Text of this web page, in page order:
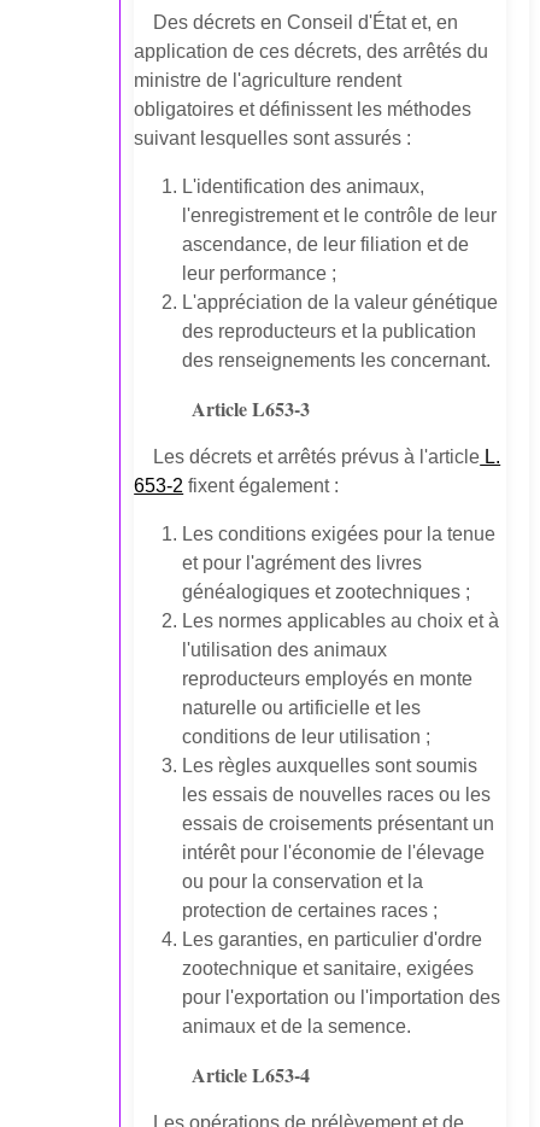
Des décrets en Conseil d'État et, en
application de ces décrets, des arrêtés du
ministre de l'agriculture rendent
obligatoires et définissent les méthodes
suivant lesquelles sont assurés :
L'identification des animaux,
l'enregistrement et le contrôle de leur
ascendance, de leur filiation et de
leur performance ;
L'appréciation de la valeur génétique
des reproducteurs et la publication
des renseignements les concernant.
Article L653-3
Les décrets et arrêtés prévus à l'article L.
653-2 fixent également :
Les conditions exigées pour la tenue
et pour l'agrément des livres
généalogiques et zootechniques ;
Les normes applicables au choix et à
l'utilisation des animaux
reproducteurs employés en monte
naturelle ou artificielle et les
conditions de leur utilisation ;
Les règles auxquelles sont soumis
les essais de nouvelles races ou les
essais de croisements présentant un
intérêt pour l'économie de l'élevage
ou pour la conservation et la
protection de certaines races ;
Les garanties, en particulier d'ordre
zootechnique et sanitaire, exigées
pour l'exportation ou l'importation des
animaux et de la semence.
Article L653-4